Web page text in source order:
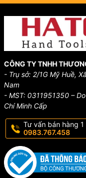
CÔNG TY TNHH
- Trụ sở: 2/1G Mỹ Huề,
Nam
- MST: 0311951350 –
Chí Minh Cấp
Tư vấn bán hàng 1
0983.767.458